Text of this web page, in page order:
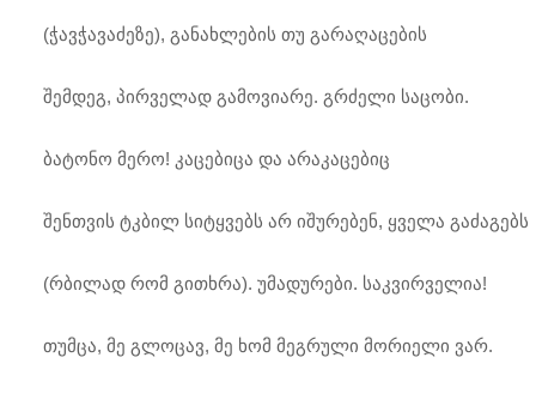
(ჭავჭავაძეზე), განახლების თუ გარაღაცების
შემდეგ, პირველად გამოვიარე. გრძელი საცობი.
ბატონო მერო! კაცებიცა და არაკაცებიც
შენთვის ტკბილ სიტყვებს არ იშურებენ, ყველა გაძაგებს
(რბილად რომ გითხრა). უმადურები. საკვირველია!
თუმცა, მე გლოცავ, მე ხომ მეგრული მორიელი ვარ.